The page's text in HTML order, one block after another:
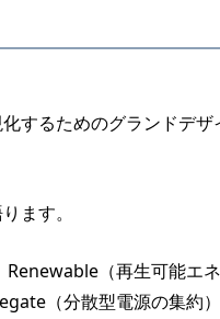
するためのグランドデザ
ます。
（再生可能エネ
（分散型電源の集約